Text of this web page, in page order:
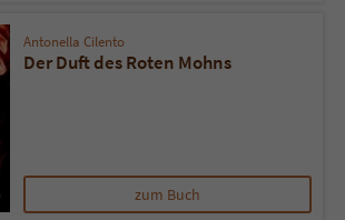
Antonella Cilento
Der Duft des Roten Mohns
zum Buch
tx_pwcomments_ahash
Cookie für Kommentare einzelner Buchtitel